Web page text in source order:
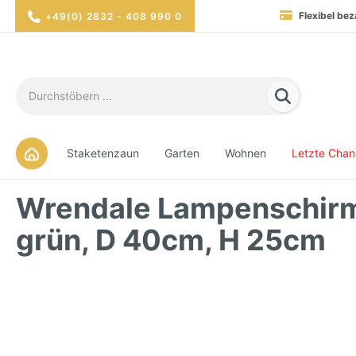
+49(0) 2832 - 408 990 0 Flexibel
Staketenzaun Garten Wohnen Letzte
Wrendale
grün, D 40cm, H 25cm